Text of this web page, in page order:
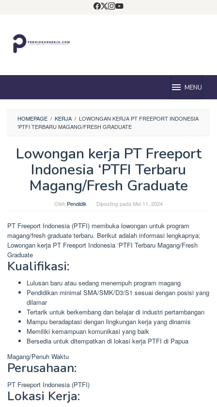
MENU
HOMEPAGE / KERJA / LOWONGAN KERJA PT FREEPORT INDONESIA
'PTFI TERBARU MAGANG/FRESH GRADUATE
Lowongan kerja PT Freeport
Indonesia ‘PTFI Terbaru
Magang/Fresh Graduate
Oleh Pendidik Diposting pada Mei 11, 2024
PT Freeport Indonesia (PTFI) membuka lowongan untuk program
magang/fresh graduate terbaru. Berikut adalah informasi lengkapnya:
Lowongan kerja PT Freeport Indonesia ‘PTFI Terbaru Magang/Fresh
Graduate
Kualifikasi:
Lulusan baru atau sedang menempuh program magang
Pendidikan minimal SMA/SMK/D3/S1 sesuai dengan posisi yang
dilamar
Tertarik untuk berkembang dan belajar di industri pertambangan
Mampu beradaptasi dengan lingkungan kerja yang dinamis
Memiliki kemampuan komunikasi yang baik
Bersedia untuk ditempatkan di lokasi kerja PTFI di Papua
Magang/Penuh Waktu
Perusahaan:
PT Freeport Indonesia (PTFI)
Lokasi Kerja: